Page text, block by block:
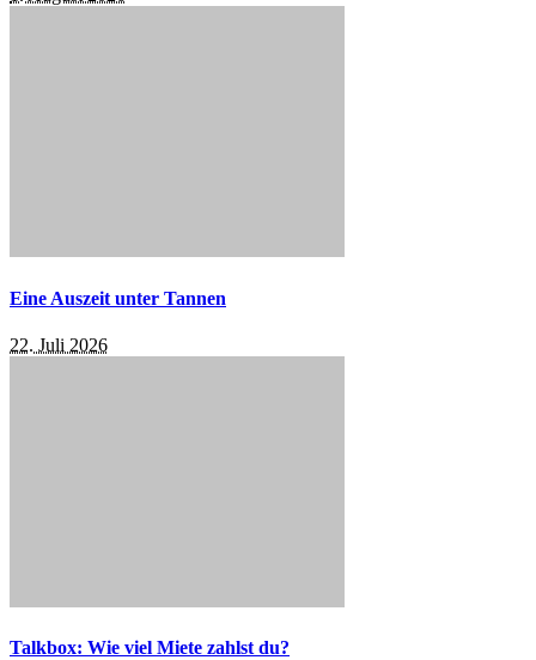
Eine Auszeit unter Tannen
22. Juli 2026
Talkbox: Wie viel Miete zahlst du?